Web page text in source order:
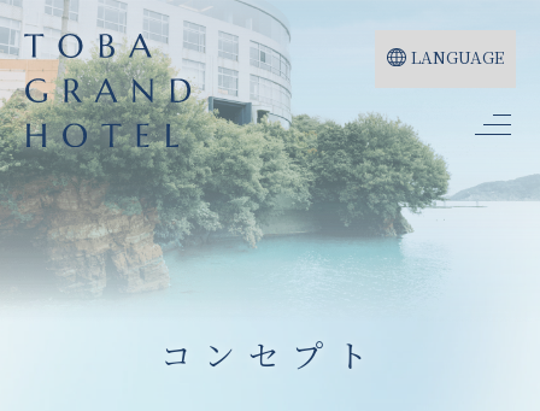
LANGUAGE
コンセプト